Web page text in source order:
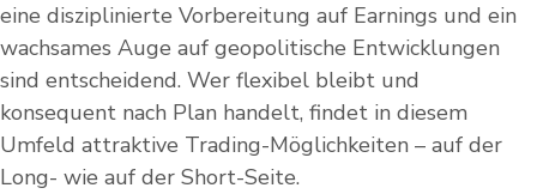
eine disziplinierte Vorbereitung auf Earnings und ein
wachsames Auge auf geopolitische Entwicklungen
sind entscheidend. Wer flexibel bleibt und
konsequent nach Plan handelt, findet in diesem
Umfeld attraktive Trading-Möglichkeiten – auf der
Long- wie auf der Short-Seite.